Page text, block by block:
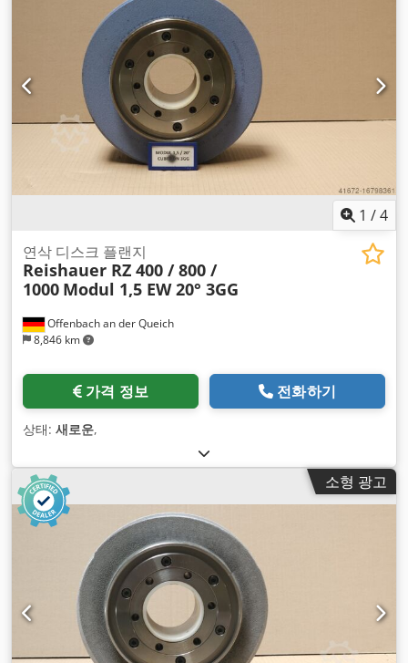
1 /4
Offenbach an der Queich
8,846 km
연삭 디스크 플랜지
Reishauer RZ 400 / 800 /
1000 Modul 1,5 EW 20° 3GG
가격 정보 전화하기
상태: 새로운,
소형 광고